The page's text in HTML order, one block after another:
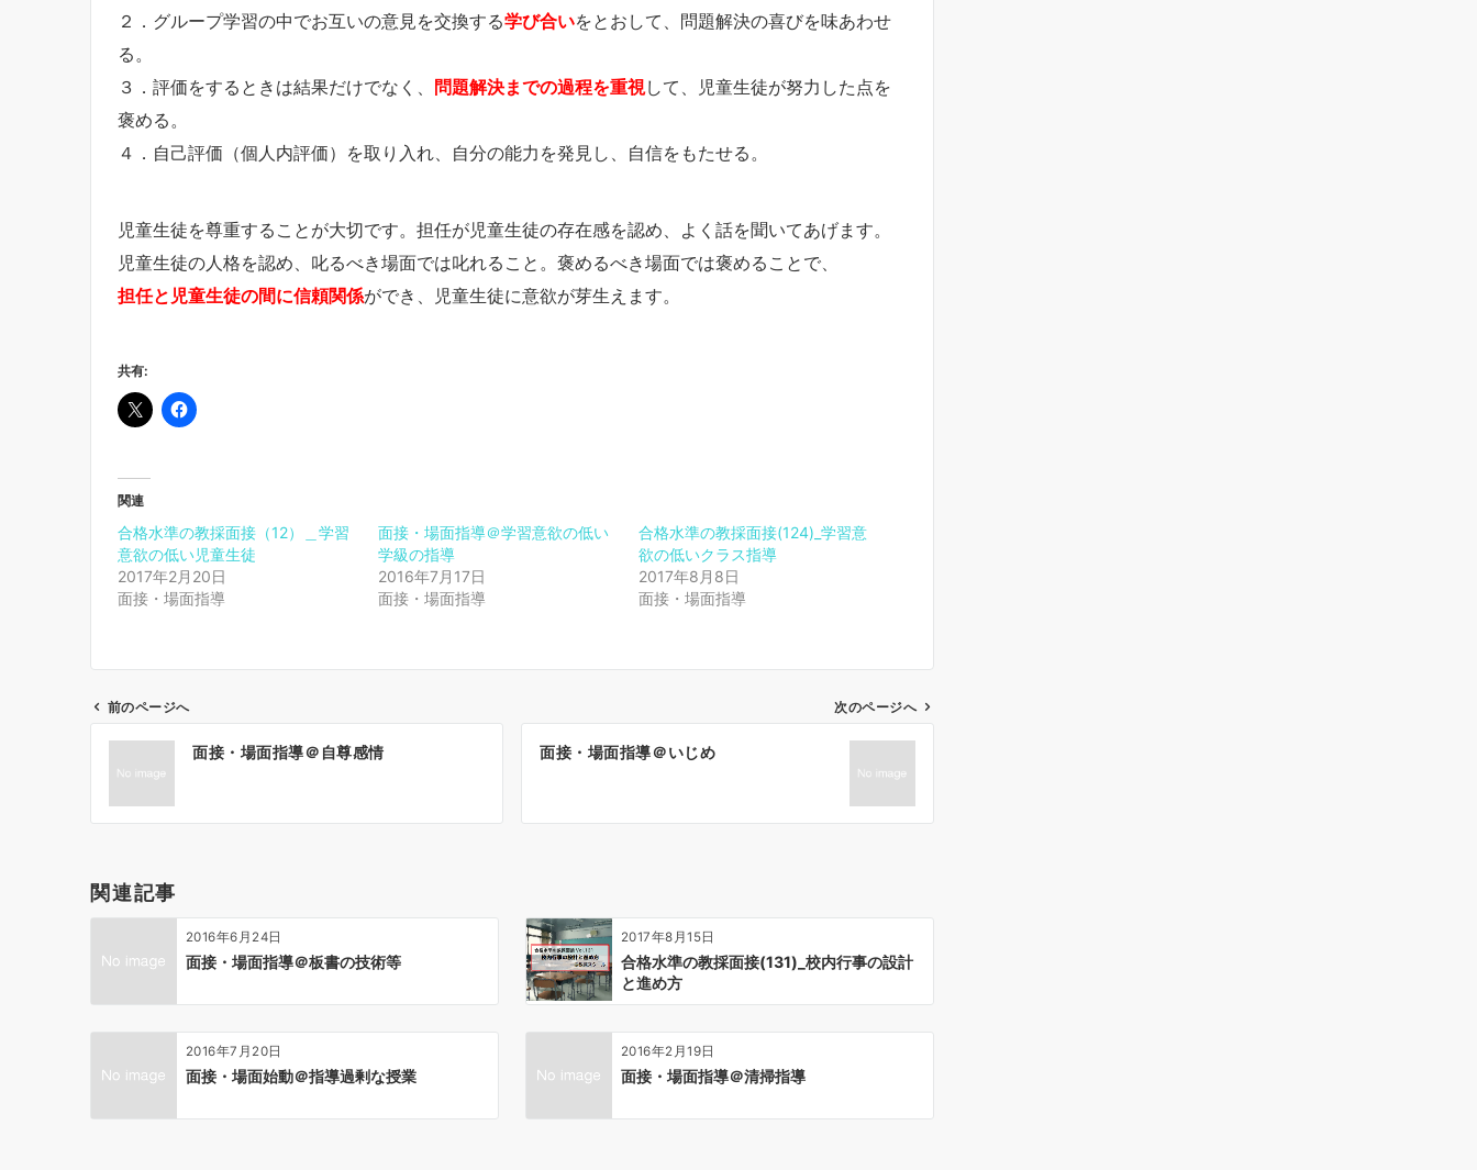
２．グループ学習の中でお互いの意見を交換する学び合いをとおして、問題解決の喜びを味あわせ
る。
３．評価をするときは結果だけでなく、 問題解決までの過程を重視して、児童生徒が努力した点を
褒める。
４．自己評価（個人内評価）を取り入れ、自分の能力を発見し、自信をもたせる。
児童生徒を尊重することが大切です。担任が児童生徒の存在感を認め、よく話を聞いてあげます。
児童生徒の人格を認め、叱るべき場面では叱れること。褒めるべき場面では褒めることで、
担任と児童生徒の間に信頼関係ができ、児童生徒に意欲が芽生えます。
共有:
関連
合格水準の教採面接（12）＿学習
意欲の低い児童生徒
2017年2月20日
面接・場面指導
面接・場面指導＠学習意欲の低い
学級の指導
2016年7月17日
面接・場面指導
合格水準の教採面接(124)_学習意
欲の低いクラス指導
2017年8月8日
面接・場面指導
シ
ン
前のページへ
面接・場面指導＠自尊感情
次のページへ
面接・場面指導＠いじめ
関連記事
2016年6月24日
面接・場面指導＠板書の技術等
2017年8月15日
合格水準の教採面接(131)_校内行事の設計
と進め方
2016年7月20日
面接・場面始動＠指導過剰な授業
2016年2月19日
面接・場面指導＠清掃指導